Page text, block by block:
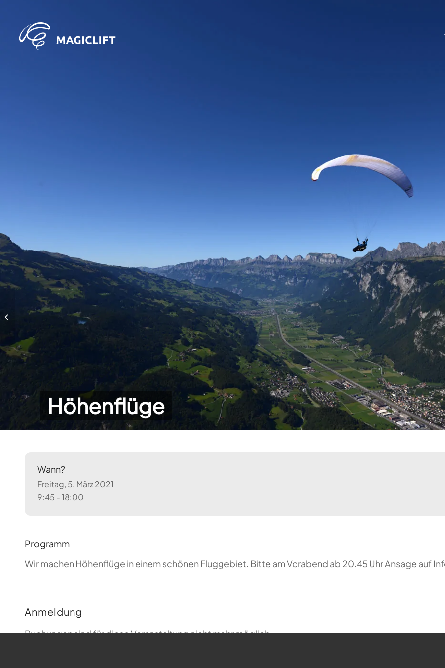
Höhenflüge
Wann?
Freitag, 5. März 2021
9:45 - 18:00
Programm
Wir machen Höhenflüge in einem schönen Fluggebiet. Bitte am Vorabend ab 20.45 Uhr Ansage auf
Anmeldung
Buchungen sind für diese Veranstaltung nicht mehr möglich.
Höhenflüge